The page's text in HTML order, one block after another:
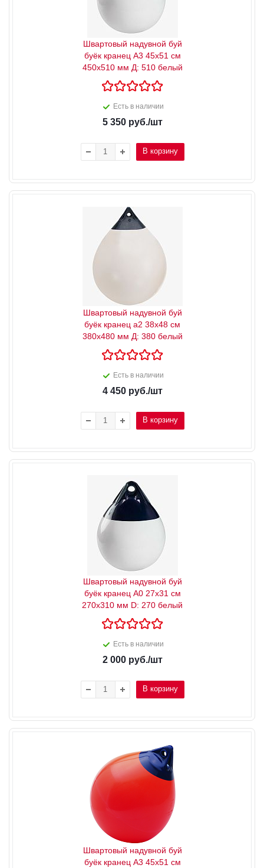
Швартовый надувной буй
буёк кранец А3 45x51 см
450x510 мм Д: 510 белый
Есть в наличии
5 350руб./шт
В корзину
Швартовый надувной буй
буёк кранец a2 38x48 см
380x480 мм Д: 380 белый
Есть в наличии
4 450руб./шт
В корзину
Швартовый надувной буй
буёк кранец А0 27x31 см
270x310 мм D: 270 белый
Есть в наличии
2 000руб./шт
В корзину
Швартовый надувной буй
буёк кранец А3 45x51 см